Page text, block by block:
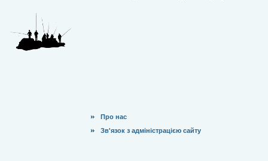
Про нас
Зв'язок з адміністрацією сайту